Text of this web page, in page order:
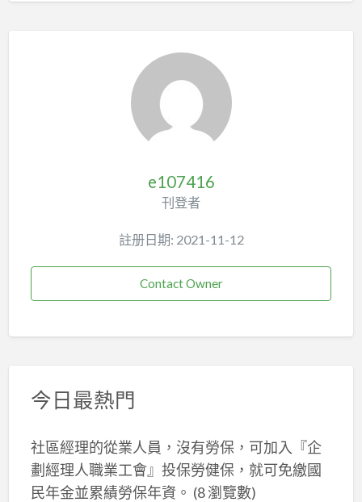
e107416
刊登者
註册日期: 2021-11-12
Contact Owner
今日最熱門
社區經理的從業人員，沒有勞保，可加入『企
劃經理人職業工會』投保勞健保，就可免繳國
民年金並累績勞保年資。 (8 瀏覽數)